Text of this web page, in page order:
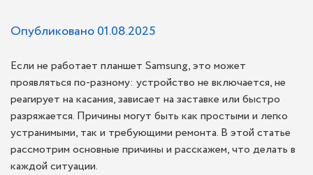
Опубликовано 01.08.2025
Если не работает планшет Samsung, это может
проявляться по-разному: устройство не включается, не
реагирует на касания, зависает на заставке или быстро
разряжается. Причины могут быть как простыми и легко
устранимыми, так и требующими ремонта. В этой статье
рассмотрим основные причины и расскажем, что делать в
каждой ситуации.